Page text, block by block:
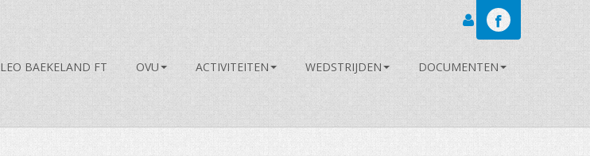
LEO BAEKELAND FT OVU ACTIVITEITEN WEDSTRIJDEN DOCUMENTEN
Inloggen